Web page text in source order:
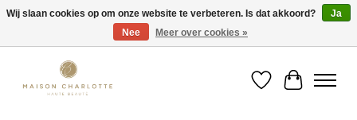
Gratis verzending binnen België vanaf €150
Verlanglijst
Wij slaan cookies op om onze website te verbeteren. Is dat akkoord?
Ja
Nee
Meer over cookies »